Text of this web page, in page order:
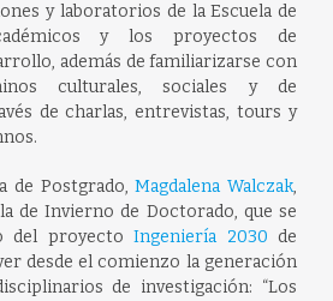
y laboratorios de la Escuela de
y los proyectos de
además de familiarizarse con
culturales, sociales y de
de charlas, entrevistas, tours y
de Postgrado,Magdalena Walczak,
de Invierno de Doctorado, que se
del proyectoIngeniería 2030 de
desde el comienzo la generación
de investigación: “Los